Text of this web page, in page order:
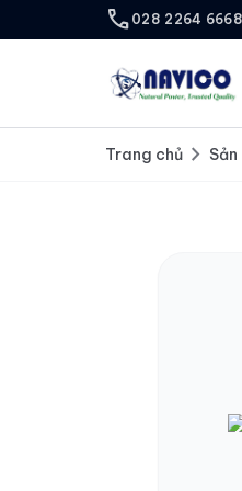
call 028 2264 6668
Trang chủ chevron_right